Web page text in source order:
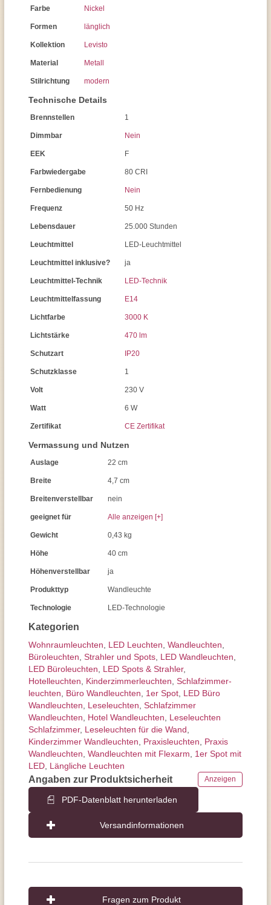
Kategorien
Wohnraum­leuchten LED Leuchten Wand­leuchten
Büroleuchten Strahler und Spots LED Wandleuchten
LED Büroleuchten
LED Spots & Strahler,
Hotelleuchten
Kinderzimmer­leuchten Schlafzimmer­
leuchten
Büro Wandleuchten 1er Spot LED Büro
Wandleuchten
Leseleuchten Schlafzimmer
Wandleuchten
Hotel Wandleuchten
Leseleuchten
Schlafzimmer, Leseleuchten für die Wand
Kinderzimmer Wandleuchten
Praxisleuchten
Praxis
Wandleuchten Wandleuchten mit Flexarm
1er Spot mit
LED Längliche Leuchten
Angaben zur Produktsicherheit Anzeigen
PDF-Datenblatt herunterladen
Versandinformationen
Farbe Nickel
Formen länglich
Kollektion Levisto
Material Metall
Stilrichtung modern
Technische Details
Brennstellen 1
Dimmbar Nein
EEK F
Farbwiedergabe 80 CRI
Fernbedienung Nein
Frequenz 50 Hz
Lebensdauer 25.000 Stunden
Leuchtmittel LED-Leuchtmittel
Leuchtmittel inklusive? ja
Leuchtmittel-Technik LED-Technik
Leuchtmittelfassung E14
Lichtfarbe 3000 K
Lichtstärke 470 lm
Schutzart IP20
Schutzklasse 1
Volt 230 V
Watt 6 W
Zertifikat CE Zertifikat
Vermassung und Nutzen
Auslage 22 cm
Breite 4,7 cm
Breitenverstellbar nein
geeignet für Alle anzeigen [+]
Gewicht 0,43 kg
Höhe 40 cm
Höhenverstellbar ja
Produkttyp Wandleuchte
Technologie LED-Technologie
Fragen zum Produkt